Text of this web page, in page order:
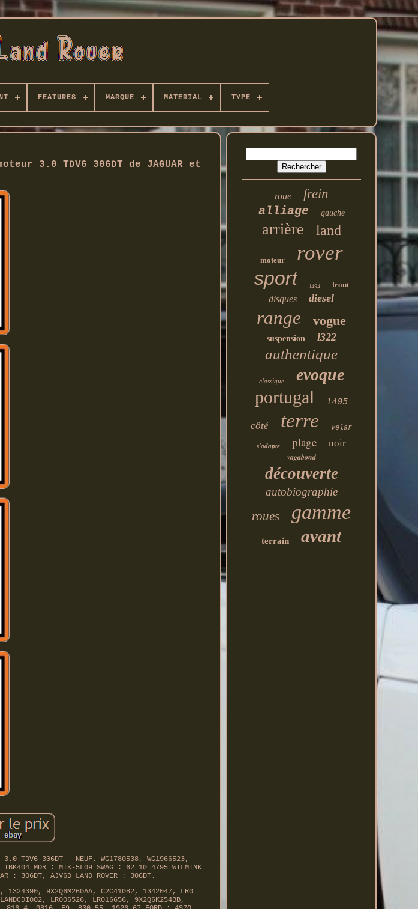
FEATURES MARQUE MATERIAL TYPE
3.0 TDV6 306DT de JAGUAR et
TDV6 306DT - NEUF. WG1780538, WG1966523,
MDR : MTK-5L09 SWAG : 62 10 4795 WILMINK
: 306DT, AJV6D LAND ROVER : 306DT.
9X2Q6M260AA, C2C41082, 1342047, LR0
LR006526, LR016656, 9X2Q6K254BB,
roue frein
alliage gauche
arrière land
moteur rover
sport l494 front
disques diesel
range vogue
suspension l322
authentique
classique evoque
portugal l405
côté terre velar
s'adapte plage noir
vagabond
découverte
autobiographie
roues gamme
terrain avant